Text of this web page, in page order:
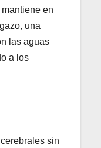
en
una
las aguas
a los
sin